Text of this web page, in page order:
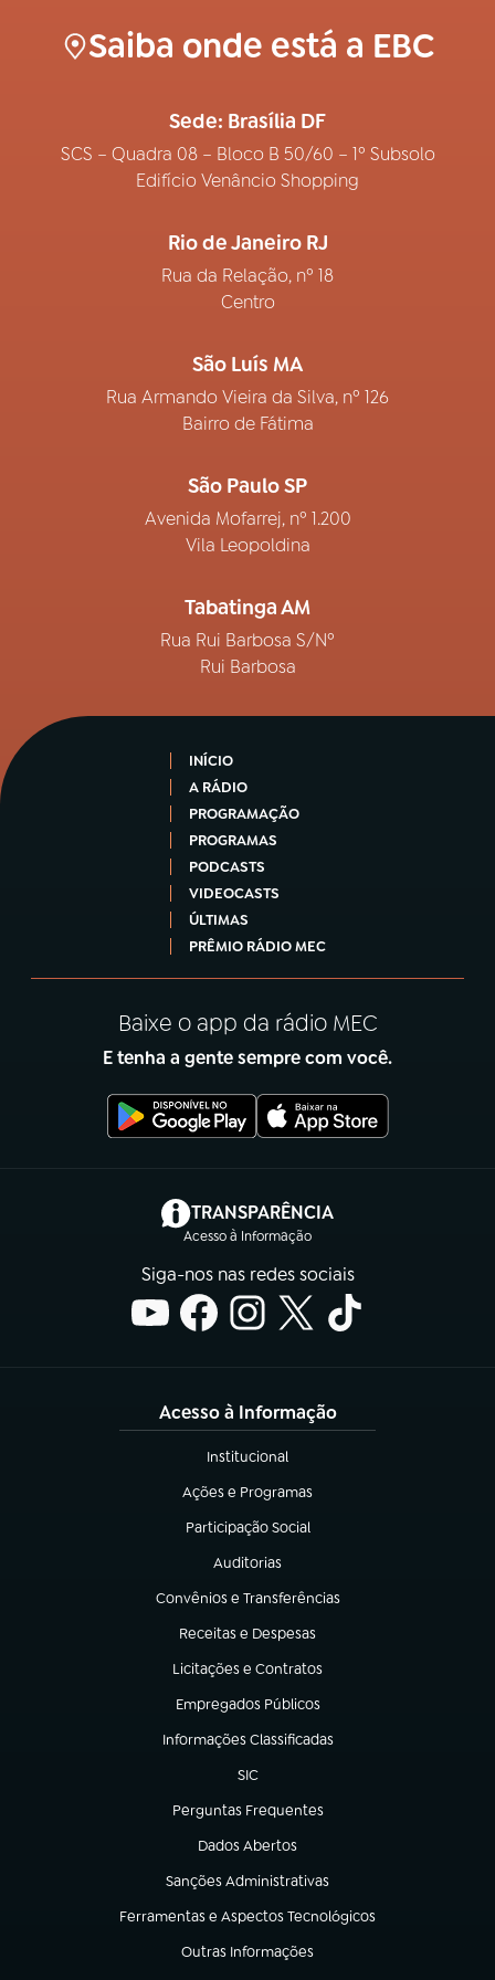
Saiba onde está a EBC
Sede: Brasília DF
SCS – Quadra 08 – Bloco B 50/60 – 1º Subsolo
Edifício Venâncio Shopping
Rio de Janeiro RJ
Rua da Relação, nº 18
Centro
São Luís MA
Rua Armando Vieira da Silva, nº 126
Bairro de Fátima
São Paulo SP
Avenida Mofarrej, nº 1.200
Vila Leopoldina
Tabatinga AM
Rua Rui Barbosa S/Nº
Rui Barbosa
INÍCIO
A RÁDIO
PROGRAMAÇÃO
PROGRAMAS
PODCASTS
VIDEOCASTS
ÚLTIMAS
PRÊMIO RÁDIO MEC
Baixe o app da rádio MEC
E tenha a gente sempre com você.
TRANSPARÊNCIA
Acesso à Informação
(abre em nova aba)
Siga-nos nas redes sociais
Acesso à Informação
Institucional
(abre em nova aba)
Ações e Programas
(abre em nova aba)
Participação Social
(abre em nova aba)
Auditorias
(abre em nova aba)
Convênios e Transferências
(abre em nova aba)
Receitas e Despesas
(abre em nova aba)
Licitações e Contratos
(abre em nova aba)
Empregados Públicos
(abre em nova aba)
Informações Classificadas
(abre em nova aba)
SIC
(abre em nova aba)
Perguntas Frequentes
(abre em nova aba)
Dados Abertos
(abre em nova aba)
Sanções Administrativas
(abre em nova aba)
Ferramentas e Aspectos Tecnológicos
(abre em nova aba)
Outras Informações
(abre em nova aba)